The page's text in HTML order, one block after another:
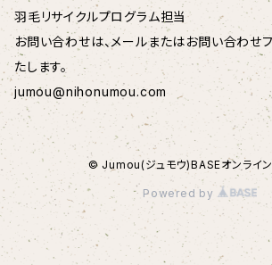
羽毛リサイクルプログラム担当
お問い合わせは、メールまたはお問い合わせ
たします。
jumou@nihonumou.com
© Jumou(ジュモウ)BASEオンライン
Powered by